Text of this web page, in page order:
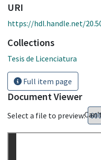
URI
https://hdl.handle.net/
Collections
Tesis de Licenciatura
Full item page
Document Viewer
Select a file to preview: